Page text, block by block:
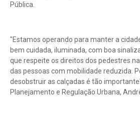
Pública.
"Estamos operando para manter a
bem cuidada, iluminada, com boa
que respeite os direitos dos pedestres
das pessoas com mobilidade reduzida.
desobstruir as calçadas é tão
Planejamento e Regulação Urbana,